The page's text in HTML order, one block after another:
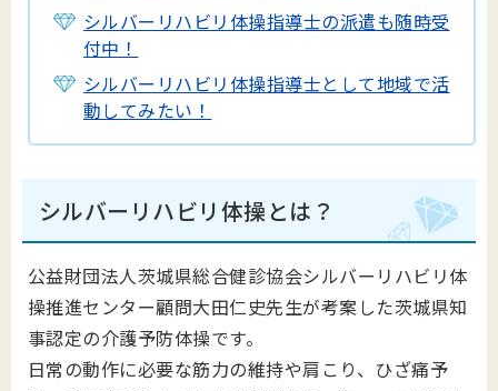
シルバーリハビリ体操指導士の派遣も随時受
付中！
シルバーリハビリ体操指導士として地域で活
動してみたい！
シルバーリハビリ体操とは？
公益財団法人茨城県総合健診協会シルバーリハビリ体
操推進センター顧問大田仁史先生が考案した茨城県知
事認定の介護予防体操です。
日常の動作に必要な筋力の維持や肩こり、ひざ痛予